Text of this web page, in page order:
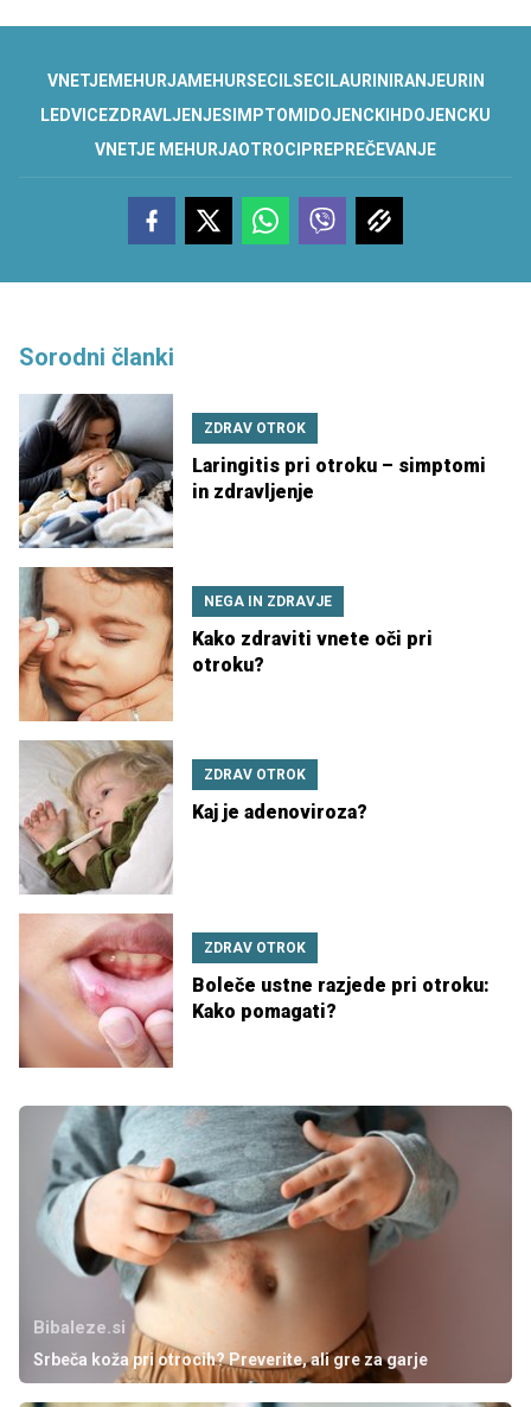
VNETJEMEHURJAMEHURSECILSECILAURINIRANJEURIN
LEDVICEZDRAVLJENJESIMPTOMI DOJENCKIH DOJENCKU
VNETJE MEHURJAOTROCI PREPREČEVANJE
Sorodni članki
ZDRAV OTROK
Laringitis pri otroku – simptomi
in zdravljenje
NEGA IN ZDRAVJE
Kako zdraviti vnete oči pri
otroku?
ZDRAV OTROK
Kaj je adenoviroza?
ZDRAV OTROK
Boleče ustne razjede pri otroku:
Kako pomagati?
Bibaleze.si
Srbeča koža pri otrocih? Preverite, ali gre za garje